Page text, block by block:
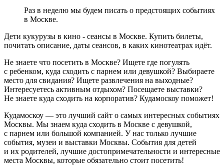
Раз в неделю мы будем писать о предстоящих событиях
в Москве.
Дети кукурузы в кино - сеансы в Москве. Купить билеты,
почитать описание, даты сеансов, в каких кинотеатрах идёт.
Не знаете что посетить в Москве? Ищете где погулять
с ребенком, куда сходить с парнем или девушкой? Выбираете
место для свидания? Ищете развлечения на выходные?
Интересуетесь активным отдыхом? Посещаете выставки?
Не знаете куда сходить на корпоратив? Кудамоскоу поможет!
Кудамоскоу — это лучший сайт о самых интересных событиях
Москвы. Мы знаем куда сходить в Москве с девушкой,
с парнем или большой компанией. У нас только лучшие
события, музеи и выставки Москвы. События для детей
и их родителей, лучшие достопримечательности и интересные
места Москвы, которые обязательно стоит посетить!